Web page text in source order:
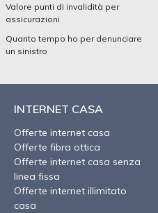
Valore punti di invalidità per
assicurazioni
Quanto tempo ho per denunciare
un sinistro
INTERNET CASA
Offerte internet casa
Offerte fibra ottica
Offerte internet casa senza
linea fissa
Offerte internet illimitato
casa